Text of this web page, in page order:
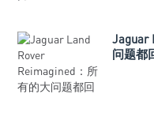
Jaguar
问题都